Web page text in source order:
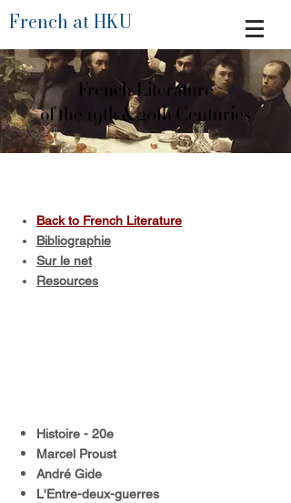
French at HKU
French Literature
of the 19th & 20th Centuries
Back to French Literature
Bibliographie
Sur le net
Resources
Histoire - 20e
Marcel Proust
André Gide
L'Entre-deux-guerres